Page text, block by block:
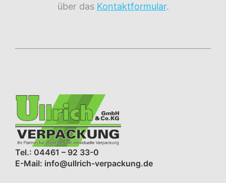
über das Kontaktformular.
Tel.: 04461 – 92 33-0
E-Mail: info@ullrich-verpackung.de